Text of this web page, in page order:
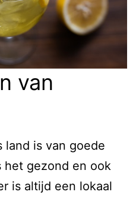
van
land is van goede
het gezond en ook
is altijd een lokaal